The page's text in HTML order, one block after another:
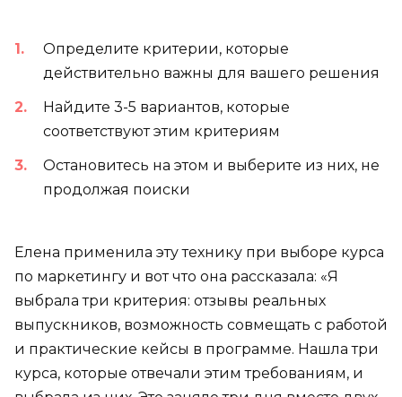
Определите критерии, которые
действительно важны для вашего решения
Найдите 3-5 вариантов, которые
соответствуют этим критериям
Остановитесь на этом и выберите из них, не
продолжая поиски
Елена применила эту технику при выборе курса
по маркетингу и вот что она рассказала: «Я
выбрала три критерия: отзывы реальных
выпускников, возможность совмещать с работой
и практические кейсы в программе. Нашла три
курса, которые отвечали этим требованиям, и